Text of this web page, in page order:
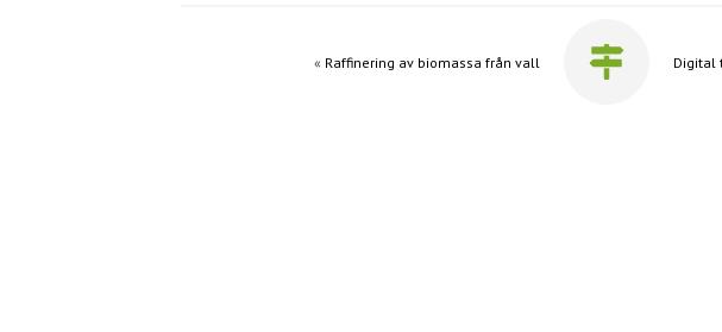
« Raffinering av biomassa från vall Digital